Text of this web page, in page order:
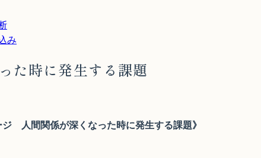
み
た時に発生する課題
ジ 人間関係が深くなった時に発生する課題》